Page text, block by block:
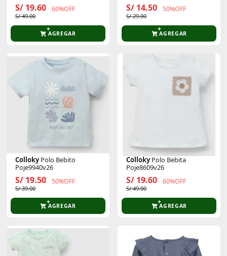
S/ 19.60 60%OFF
S/ 49.00
AGREGAR
S/ 14.50 50%OFF
S/ 29.00
AGREGAR
CollokyPolo Bebito
Poje9940v26
S/ 19.50 50%OFF
S/ 39.00
AGREGAR
CollokyPolo Bebita
Poje8609v26
S/ 19.60 60%OFF
S/ 49.00
AGREGAR